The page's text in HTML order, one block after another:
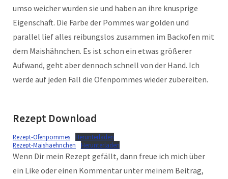
umso weicher wurden sie und haben an ihre knusprige
Eigenschaft. Die Farbe der Pommes war golden und
parallel lief alles reibungslos zusammen im Backofen mit
dem Maishähnchen. Es ist schon ein etwas größerer
Aufwand, geht aber dennoch schnell von der Hand. Ich
werde auf jeden Fall die Ofenpommes wieder zubereiten.
Rezept Download
Rezept-Ofenpommes
Herunterladen
Rezept-Maishaehnchen
Herunterladen
Wenn Dir mein Rezept gefällt, dann freue ich mich über
ein Like oder einen Kommentar unter meinem Beitrag,